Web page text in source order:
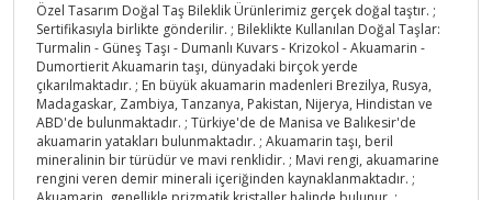
Özel Tasarım Doğal Taş Bileklik Ürünlerimiz gerçek doğal taştır. ;
Sertifikasıyla birlikte gönderilir. ; Bileklikte Kullanılan Doğal Taşlar:
Turmalin - Güneş Taşı - Dumanlı Kuvars - Krizokol - Akuamarin -
Dumortierit Akuamarin taşı, dünyadaki birçok yerde
çıkarılmaktadır. ; En büyük akuamarin madenleri Brezilya, Rusya,
Madagaskar, Zambiya, Tanzanya, Pakistan, Nijerya, Hindistan ve
ABD'de bulunmaktadır. ; Türkiye'de de Manisa ve Balıkesir'de
akuamarin yatakları bulunmaktadır. ; Akuamarin taşı, beril
mineralinin bir türüdür ve mavi renklidir. ; Mavi rengi, akuamarine
rengini veren demir minerali içeriğinden kaynaklanmaktadır. ;